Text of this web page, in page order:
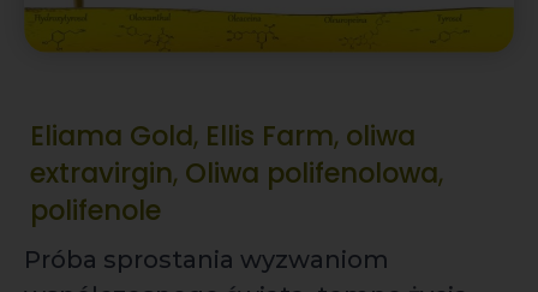
Eliama Gold, Ellis Farm, oliwa
extravirgin, Oliwa polifenolowa,
polifenole
Próba sprostania wyzwaniom